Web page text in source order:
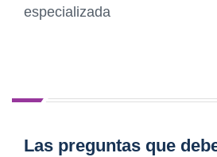
especializada
Las preguntas que